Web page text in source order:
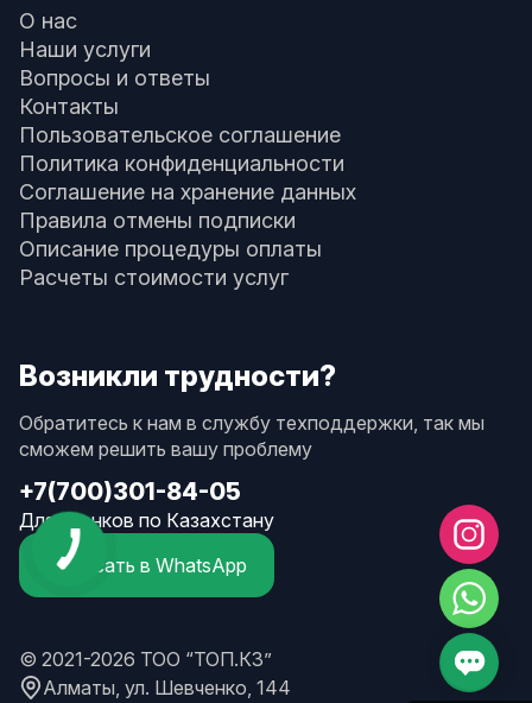
О нас
Наши услуги
Вопросы и ответы
Контакты
Пользовательское соглашение
Политика конфиденциальности
Соглашение на хранение данных
Правила отмены подписки
Описание процедуры оплаты
Расчеты стоимости услуг
Возникли трудности?
Обратитесь к нам в службу техподдержки, так мы
сможем решить вашу проблему
+7(700)301-84-05
Для звонков по Казахстану
Написать в WhatsApp
© 2021-2026 ТОО “ТОП.КЗ”
Алматы, ул. Шевченко, 144